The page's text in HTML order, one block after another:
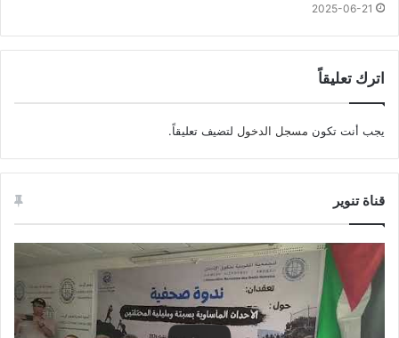
2025-06-21
اترك تعليقاً
يجب أنت تكون مسجل الدخول لتضيف تعليقاً.
قناة تنوير